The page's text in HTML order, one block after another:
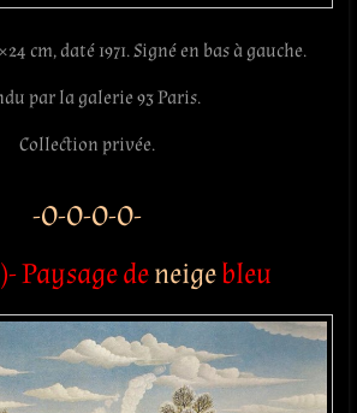
cm, daté 1971. Signé en bas à gauche.
par la galerie 93 Paris.
Collection privée.
-O-O-O-O-
Paysage deneigebleu